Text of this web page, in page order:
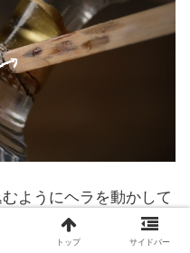
ようにヘラを動かして
。
トップ サイドバー